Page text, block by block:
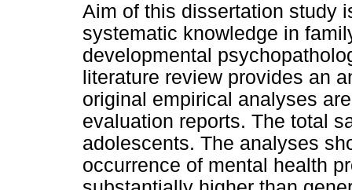
Aim of this dissertation study
systematic knowledge in
developmental
literature review provides an
original empirical analyses
evaluation reports. The total
adolescents. The analyses
occurrence of mental health